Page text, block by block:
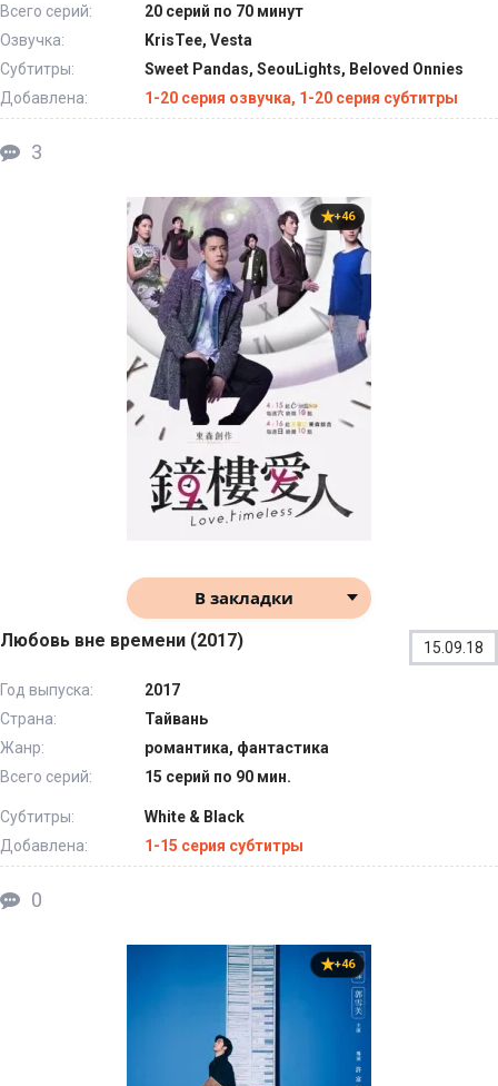
Всего серий:
20 серий по 70 минут
Озвучка:
KrisTee, Vesta
Субтитры:
Sweet Pandas, SeouLights, Beloved Onnies
Добавлена:
1-20 серия озвучка, 1-20 серия субтитры
3
+46
В закладки
Любовь вне времени (2017) 15.09.18
Год выпуска:
2017
Страна:
Тайвань
Жанр:
романтика, фантастика
Всего серий:
15 серий по 90 мин.
Субтитры:
White & Black
Добавлена:
1-15 серия субтитры
0
+46